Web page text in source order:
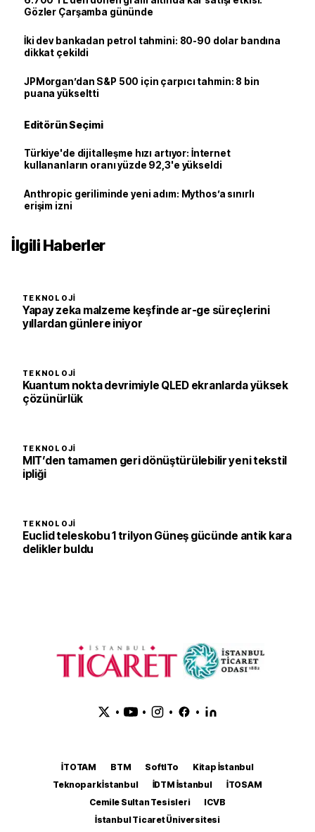
Gözler Çarşamba gününde
İki dev bankadan petrol tahmini: 80-90 dolar bandına
dikkat çekildi
JPMorgan’dan S&P 500 için çarpıcı tahmin: 8 bin
puana yükseltti
Editörün Seçimi
Türkiye'de dijitalleşme hızı artıyor: İnternet
kullananların oranı yüzde 92,3'e yükseldi
Anthropic geriliminde yeni adım: Mythos’a sınırlı
erişim izni
İlgili Haberler
TEKNOLOJI
Yapay zeka malzeme keşfinde ar-ge süreçlerini
yıllardan günlere iniyor
TEKNOLOJI
Kuantum nokta devrimiyle QLED ekranlarda yüksek
çözünürlük
TEKNOLOJI
MIT’den tamamen geri dönüştürülebilir yeni tekstil
ipliği
TEKNOLOJI
Euclid teleskobu 1 trilyon Güneş gücünde antik kara
delikler buldu
• • • •
İTOTAM BTM SoftITo
Kitap İstanbul
Teknopark İstanbul
İDTM İstanbul
İTOSAM
Cemile Sultan Tesisleri
ICVB
İstanbul Ticaret Üniversitesi